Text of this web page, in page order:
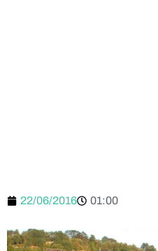
22/06/2016 01:00